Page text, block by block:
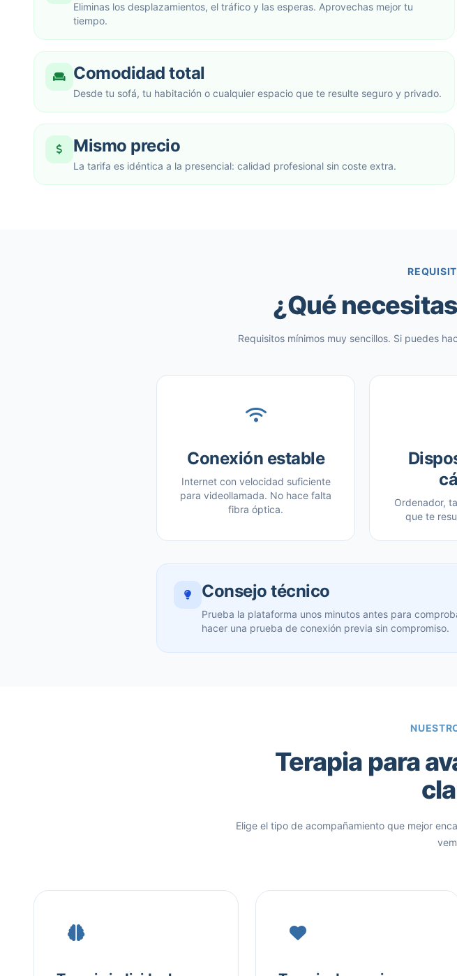
Eliminas los desplazamientos, el tráfico y las esperas. Aprovechas mejor tu
tiempo.
Comodidad total
Desde tu sofá, tu habitación o cualquier espacio que te resulte seguro y privado.
Mismo precio
La tarifa es idéntica a la presencial: calidad profesional sin coste extra.
¿Qué
Requisitos mínimos muy sencillos. Si puedes
Conexión estable
Internet con velocidad suficiente
para videollamada. No hace falta
fibra óptica.
Ordenador,
que te
Consejo técnico
Prueba la plataforma unos minutos antes para
hacer una prueba de conexión previa sin compromiso.
Terapia para
Elige el tipo de acompañamiento que mejor